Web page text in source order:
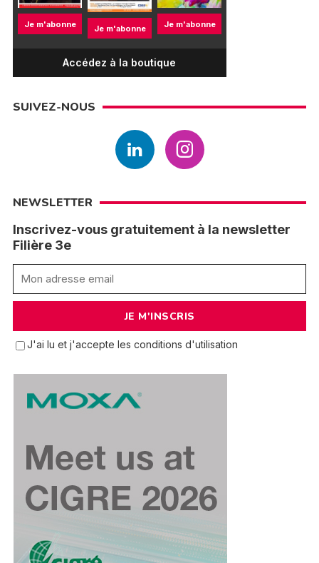
Je m'abonne Je m'abonne Je m'abonne
Accédez à la boutique
SUIVEZ-NOUS
NEWSLETTER
Inscrivez-vous gratuitement à la newsletter
Filière 3e
J'ai lu et j'accepte les conditions d'utilisation